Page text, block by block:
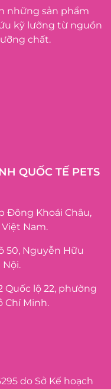
những sản phẩm
kỹ lưỡng từ nguồn
chất.
QUỐC TẾ PETS
Đông Khoái Châu,
Nam.
50, Nguyễn Hữu
Quốc lộ 22, phường
Chí Minh.
do Sở Kế hoạch